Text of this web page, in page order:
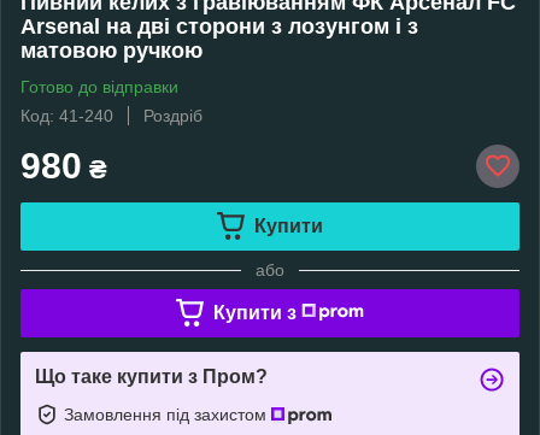
Arsenal на дві сторони з лозунгом і з
матовою ручкою
Готово до відправки
Код: 41-240
Роздріб
980 ₴
Купити
або
Купити з
Що таке купити з Пром?
Замовлення під захистом